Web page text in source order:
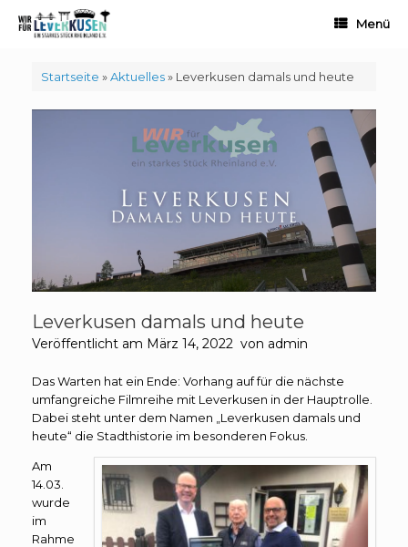
Inhalt
springen
Menü
Startseite »Aktuelles» Leverkusen damals und heute
Leverkusen damals und heute
Veröffentlicht am März 14, 2022 von admin
Das Warten hat ein Ende: Vorhang auf für die nächste
umfangreiche Filmreihe mit Leverkusen in der Hauptrolle.
Dabei steht unter dem Namen „Leverkusen damals und
heute“ die Stadthistorie im besonderen Fokus.
Am
14.03.
wurde
im
Rahme